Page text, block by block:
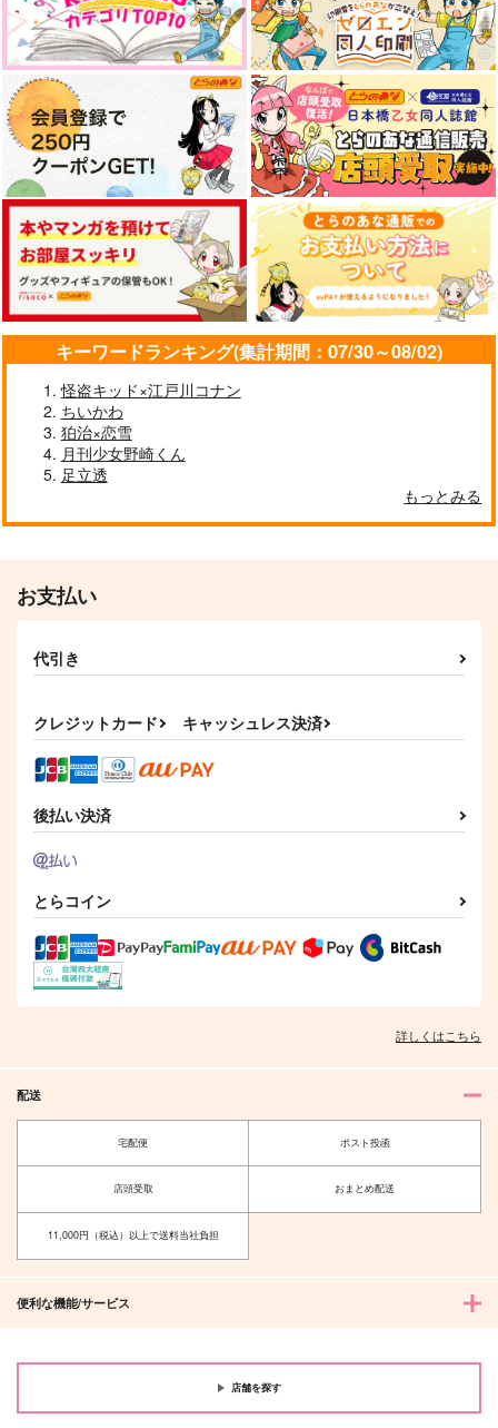
ation
すずめのがっこう
専売 4,872
ユーリ!!! on ICE
ヴィクトル×勝生勇利
サンプル
カート
わた
専売 787円（税込）
ユーリ!!! on ICE
ヴィクトル×勝生勇利
サンプル
カート
noisette＋
専売 865円（税込）
ユーリ!!! on ICE
ヴィクトル×勝生勇利
サンプル
カート
nd then…
ユーリ!!! on ICE
ヴィクトル×勝生勇利
サンプル
ョップ
ヴィクトル×勝生勇利
キーワードランキング(集計期間：07/30～08/02)
怪盗キッド×江戸川コナン
ちいかわ
狛治×恋雪
月刊少女野崎くん
足立透
もっとみる
お支払い
代引き
クレジットカード キャッシュレス決済
後払い決済
とらコイン
詳しくはこちら
配送
宅配便 ポスト投函
店頭受取 おまとめ配送
11,000円（税込）以上で送料当社負担
便利な機能/サービス
店舗を探す